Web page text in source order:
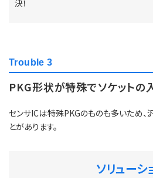
決！
Trouble 3
PKG形状が特殊でソケットの
センサICは特殊PKGのものも多いため、
とがあります。
ソリューシ